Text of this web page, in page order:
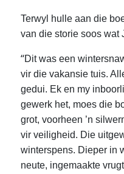
Terwyl hulle aan die
van die storie soos wat
“Dit was een
vir die vakansie tuis.
gedui. Ek en my
gewerk het, moes die
grot, voorheen ’n
vir veiligheid. Die
winterspens. Dieper in
neute, ingemaakte